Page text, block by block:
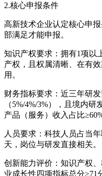
2.核心申报条件
高新技术企业认定核心申
部满足才能申报。
知识产权要求：拥有1项
产权，且权属清晰、在有
用。
财务指标要求：近三年研
（5%/4%/3%），且境内
产品（服务）收入占比≥60%
人员要求：科技人员占当
天，岗位与研发直接相关。
创新能力评价：知识产权
业成长性四项指标总分≥71